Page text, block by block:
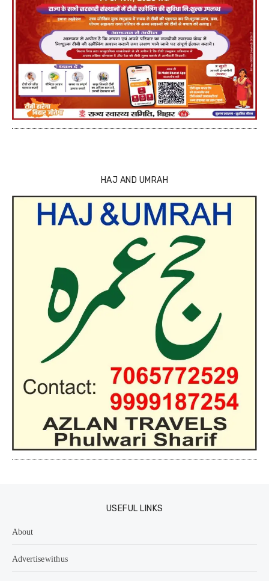
HAJ AND UMRAH
USEFUL LINKS
About
Advertise with us